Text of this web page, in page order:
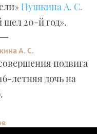
Пушкина А. С.
шел 20-й год».
А. С.
подвига
летняя дочь на